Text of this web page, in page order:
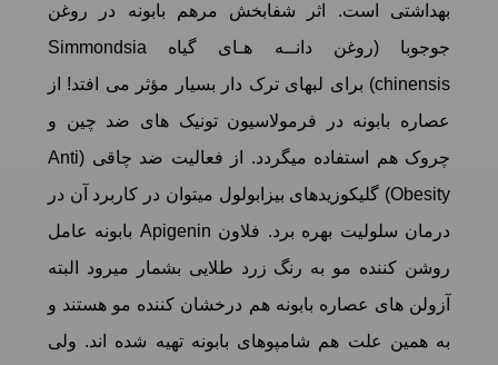
بهداشتی است. اثر شفابخش مرهم بابونه در روغن
جوجوبا (روغن دانــه هـای گیاه Simmondsia
chinensis) برای لبهای ترک دار بسیار مؤثر می افتد! از
عصاره بابونه در فرمولاسیون تونیک های ضد چین و
چروک هم استفاده میگردد. از فعالیت ضد چاقی (Anti
Obesity) گلیکوزیدهای بیزابولول میتوان در کاربرد آن در
درمان سلولیت بهره برد. فلاون Apigenin بابونه عامل
روشن کننده مو به رنگ زرد طلایی بشمار میرود البته
آزولن های عصاره بابونه هم درخشان کننده مو هستند و
به همین علت هم شامپوهای بابونه تهیه شده اند. ولی